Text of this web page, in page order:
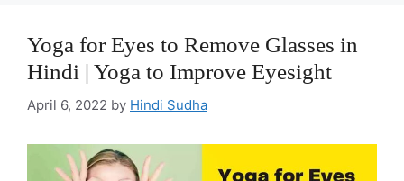
Yoga for Eyes to Remove Glasses in
Hindi | Yoga to Improve Eyesight
April 6, 2022 by Hindi Sudha